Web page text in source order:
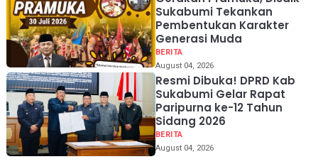
Sukabumi Tekankan
Pembentukan Karakter
Generasi Muda
BERITA
August 04, 2026
Resmi Dibuka! DPRD Kab
Sukabumi Gelar Rapat
Paripurna ke-12 Tahun
Sidang 2026
BERITA
August 04, 2026